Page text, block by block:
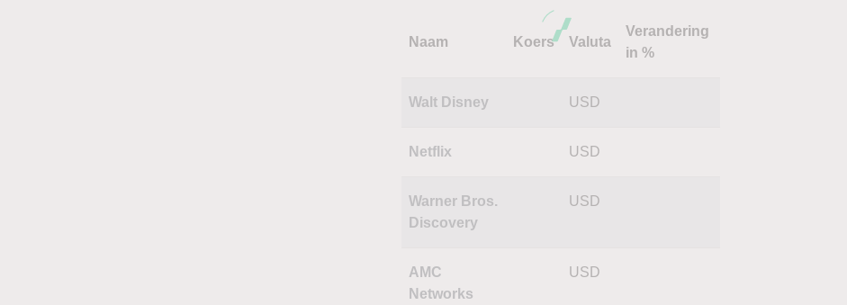
Naam Koers Valuta
Verandering
in %
Walt Disney USD
Netflix USD
Warner Bros.
Discovery
USD
AMC
Networks
USD